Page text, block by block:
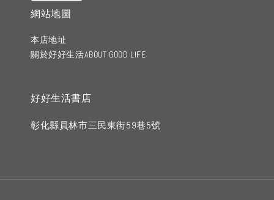
網站地圖
本店地址
關於好好生活ABOUT GOOD LIFE
好好生活書店
彰化縣員林市三民東街59巷5號